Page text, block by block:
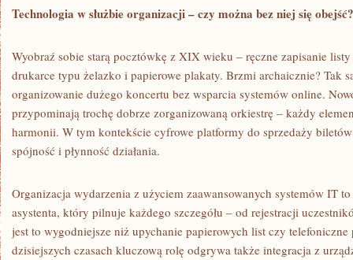
Technologia w służbie organizacji – czy można bez niej się obejść?
Wyobraź sobie starą pocztówkę z XIX wieku – ręczne zapisanie
drukarce typu żelazko i papierowe plakaty. Brzmi archaicznie? Tak
organizowanie dużego koncertu bez wsparcia systemów online.
przypominają trochę dobrze zorganizowaną orkiestrę – każdy
harmonii. W tym kontekście cyfrowe platformy do sprzedaży
spójność i płynność działania.
Organizacja wydarzenia z użyciem zaawansowanych systemów IT to
asystenta, który pilnuje każdego szczegółu – od rejestracji
jest to wygodniejsze niż upychanie papierowych list czy
dzisiejszych czasach kluczową rolę odgrywa także integracja z